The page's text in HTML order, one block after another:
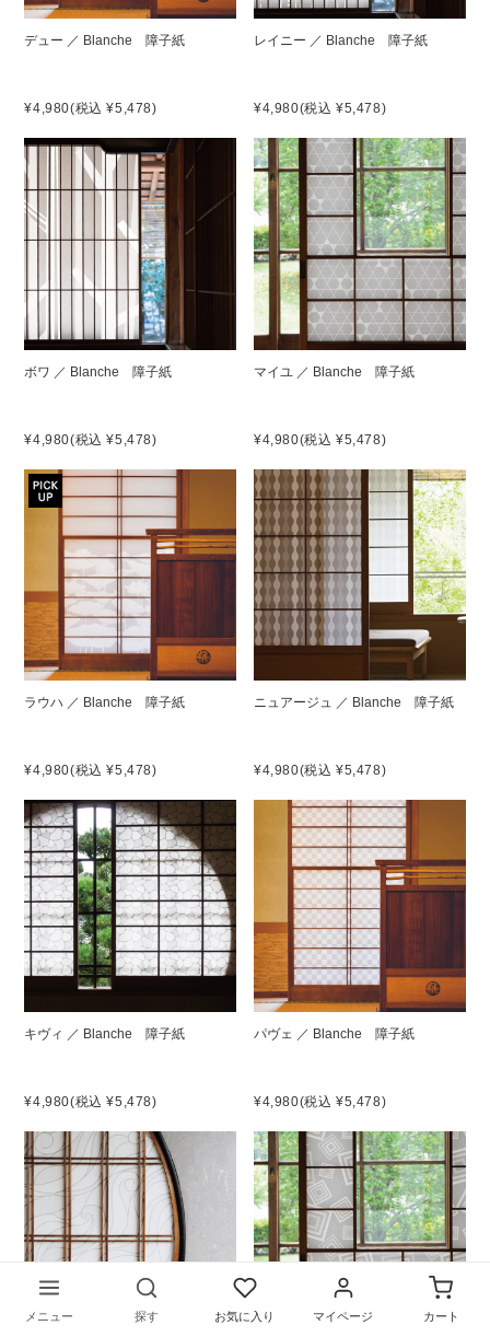
メニュー 探す お気に入り マイページ カート
デュー ／ Blanche 障子紙
¥4,980(税込 ¥5,478)
レイニー ／ Blanche 障子紙
¥4,980(税込 ¥5,478)
ボワ ／ Blanche 障子紙
¥4,980(税込 ¥5,478)
マイユ ／ Blanche 障子紙
¥4,980(税込 ¥5,478)
ラウハ ／ Blanche 障子紙
¥4,980(税込 ¥5,478)
ニュアージュ ／ Blanche 障子紙
¥4,980(税込 ¥5,478)
キヴィ ／ Blanche 障子紙
¥4,980(税込 ¥5,478)
パヴェ ／ Blanche 障子紙
¥4,980(税込 ¥5,478)
お困りごとはございますか？
よくあるご質問 ご利用ガイド